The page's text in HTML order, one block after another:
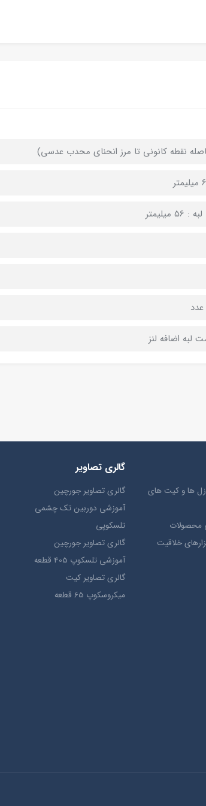
لبه اضافه لنز
ها و کیت های
محصولات
خلاقیت
گالری تصاویر
گالری تصاویر جورچین
آموزشی دوربین تک چشمی
تلسکوپی
گالری تصاویر جورچین
آموزشی تلسکوپ 405 قطعه
گالری تصاویر کیت
میکروسکوپ 65 قطعه